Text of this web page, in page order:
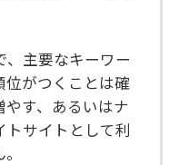
、主要なキーワー
位がつくことは確
す、あるいはナ
サイトとして利